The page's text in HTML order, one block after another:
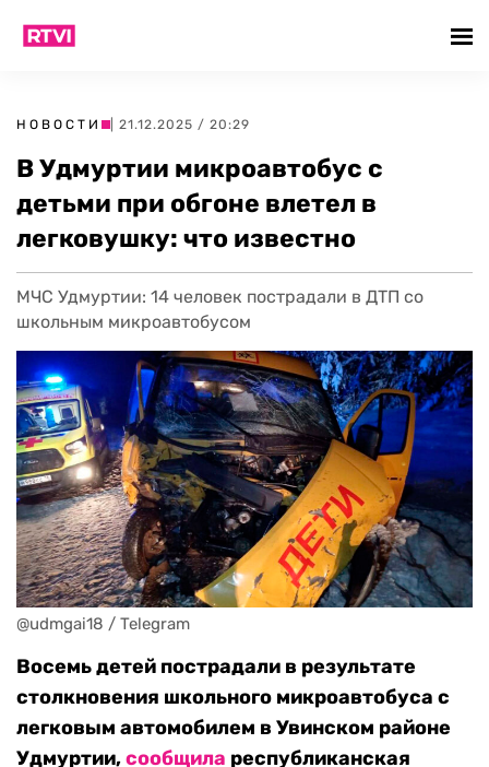
НОВОСТИ | 21.12.2025 / 20:29
В Удмуртии микроавтобус с
детьми при обгоне влетел в
легковушку: что известно
МЧС Удмуртии: 14 человек пострадали в ДТП со
школьным микроавтобусом
@udmgai18 / Telegram
Восемь детей пострадали в результате
столкновения школьного микроавтобуса с
легковым автомобилем в Увинском районе
Удмуртии,сообщила республиканская